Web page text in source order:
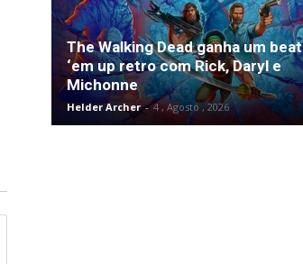
The Walking Dead ganha um beat
‘em up retro com Rick, Daryl e
Michonne
Helder Archer - 4 , Agosto , 2026